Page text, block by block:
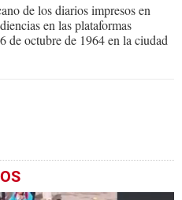
de los diarios impresos en
en las plataformas
de octubre de 1964 en la ciudad